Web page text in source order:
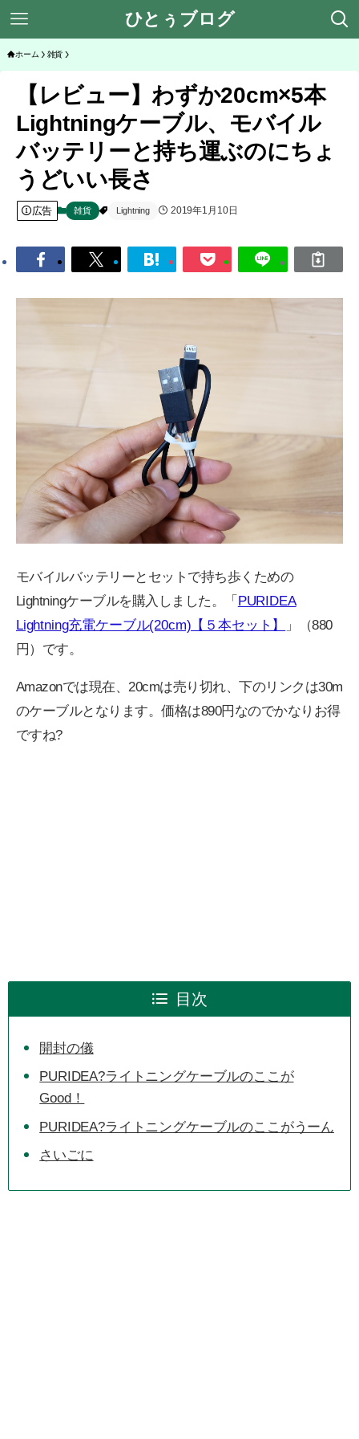
ひとぅブログ
ホーム 雑貨
【レビュー】わずか20cm×5本
Lightningケーブル、モバイル
バッテリーと持ち運ぶのにちょ
うどいい長さ
広告 雑貨 Lightning 2019年1月10日
モバイルバッテリーとセットで持ち歩くための
Lightningケーブルを購入しました。「 PURIDEA
Lightning充電ケーブル(20cm)【５本セット】
」（880
円）です。
Amazonでは現在、20cmは売り切れ、下のリンクは30m
のケーブルとなります。価格は890円なのでかなりお得
ですね?
目次
開封の儀
PURIDEA?ライトニングケーブルのここが
Good！
PURIDEA?ライトニングケーブルのここがうーん
さいごに